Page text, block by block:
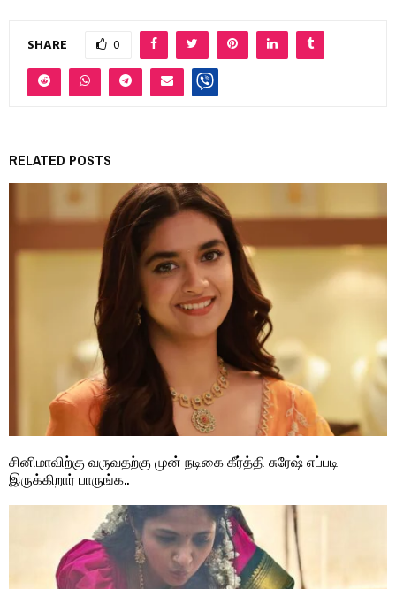
SHARE 0
RELATED POSTS
சினிமாவிற்கு வருவதற்கு முன் நடிகை கீர்த்தி சுரேஷ் எப்படி
இருக்கிறார் பாருங்க..